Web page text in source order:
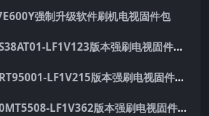
强制升级软件刷机电视固件包
TCL电视V8-S38AT01-LF1V123版本强刷电视固件包下载
TCL电视V8-RT95001-LF1V215版本强刷电视固件包下载
TCL电视V8-0MT5508-LF1V362版本强刷电视固件包下载